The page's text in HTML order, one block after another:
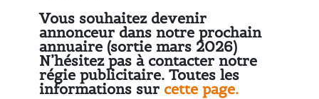
Vous souhaitez devenir
annonceur dans notre prochain
annuaire (sortie mars 2026)
N’hésitez pas à contacter notre
régie publicitaire. Toutes les
informations sur cette page.